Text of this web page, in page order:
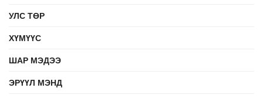
УЛС ТӨР
ХҮМҮҮС
ШАР МЭДЭЭ
ЭРҮҮЛ МЭНД